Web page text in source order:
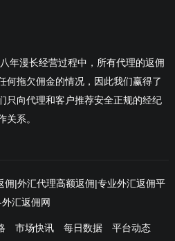
年漫长经营过程中，所有代理的返佣
何拖欠佣金的情况，因此我们赢得了
只向代理和客户推荐安全正规的经纪
关系。
佣|外汇代理高额返佣|专业外汇返佣平
外汇返佣网
市场快讯 每日数据 平台动态